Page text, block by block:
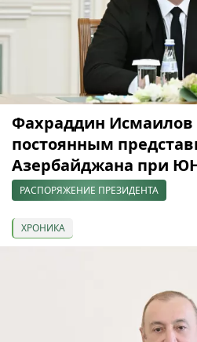
Фахраддин Исмаилов
постоянным
Азербайджана при
РАСПОРЯЖЕНИЕ ПРЕЗИДЕНТА
ХРОНИКА